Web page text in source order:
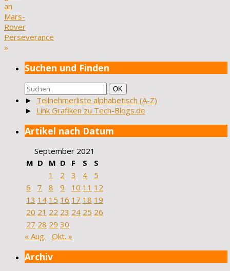
an
Mars-
Rover
Perseverance
»
Suchen und Finden
Suchen
nach:
Suchen
OK
► Teilnehmerliste alphabetisch (A-Z)
► Link Grafiken zu Tech-Blogs.de
Artikel nach Datum
September 2021
M D M D F S
S
1
2 3 4
5
6
7 8 9 10 11 12
13 14 15 16 17 18 19
20 21 22 23 24 25 26
27 28 29 30
« Aug.
Okt. »
Archiv